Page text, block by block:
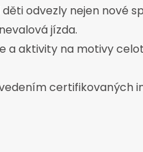
odvezly nejen nové
jízda.
a aktivity na motivy
certifikovaných